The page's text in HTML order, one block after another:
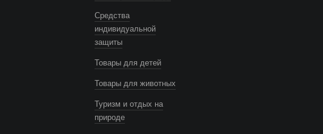
Средства
индивидуальной
защиты
Товары для детей
Товары для животных
Туризм и отдых на
природе